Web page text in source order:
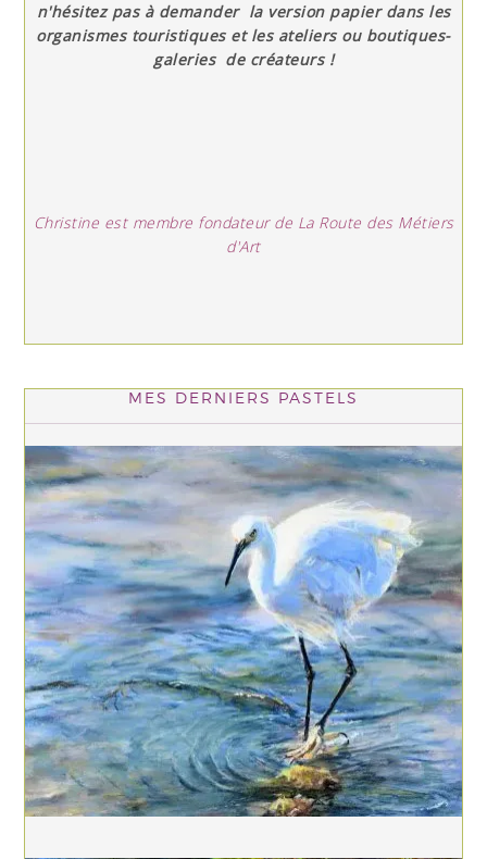
n'hésitez pas à demander la version papier dans les
organismes touristiques et les ateliers ou boutiques-
galeries de créateurs !
Christine est membre fondateur de La Route des Métiers
d'Art
MES DERNIERS PASTELS